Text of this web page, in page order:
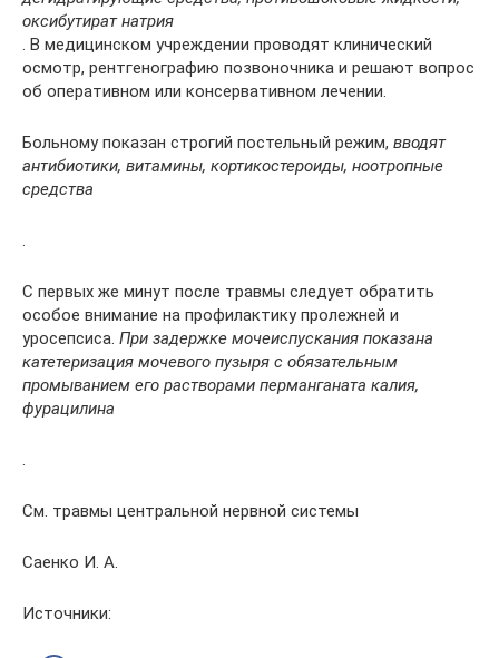
оксибутират натрия
. В медицинском учреждении проводят клинический
осмотр, рентгенографию позвоночника и решают вопрос
об оперативном или консервативном лечении.
Больному показан строгий постельный режим, вводят
антибиотики, витамины, кортикостероиды, ноотропные
средства
.
С первых же минут после травмы следует обратить
особое внимание на профилактику пролежней и
уросепсиса. При задержке мочеиспускания показана
катетеризация мочевого пузыря с обязательным
промыванием его растворами перманганата калия,
фурацилина
.
См. травмы центральной нервной системы
Саенко И. А.
Источники: